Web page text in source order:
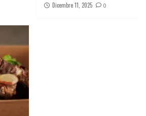
Dicembre 11, 2025 0